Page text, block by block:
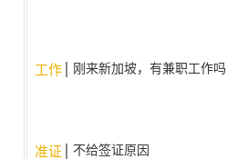
工作 刚来新加坡，有兼职工作吗
准证 不给签证原因